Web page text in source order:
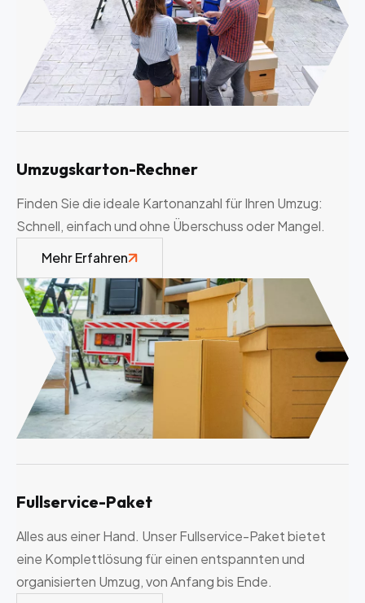
Umzugskarton-Rechner
Finden Sie die ideale Kartonanzahl für Ihren Umzug:
Schnell, einfach und ohne Überschuss oder Mangel.
Mehr Erfahren
Fullservice-Paket
Alles aus einer Hand. Unser Fullservice-Paket bietet
eine Komplettlösung für einen entspannten und
organisierten Umzug, von Anfang bis Ende.